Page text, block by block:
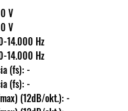
V
V
100-14.000 Hz
100-14.000 Hz
(fs): -
(fs): -
(fmax) (12dB/okt.): -